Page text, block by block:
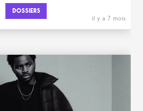
DOSSIERS
il y a 7 mois